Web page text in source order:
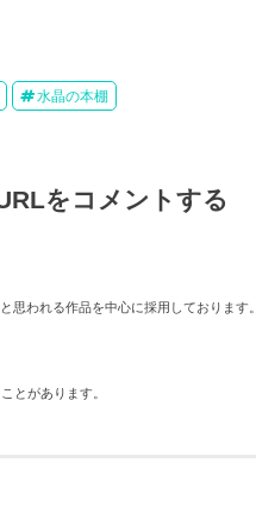
水晶の本棚
をコメントする
思われる作品を中心に採用しております。
とがあります。